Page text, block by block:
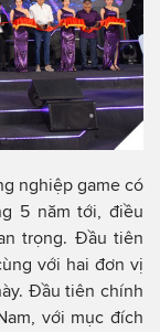
nghiệp game có
5 năm tới, điều
trọng. Đầu tiên
với hai đơn vị
Đầu tiên chính
với mục đích